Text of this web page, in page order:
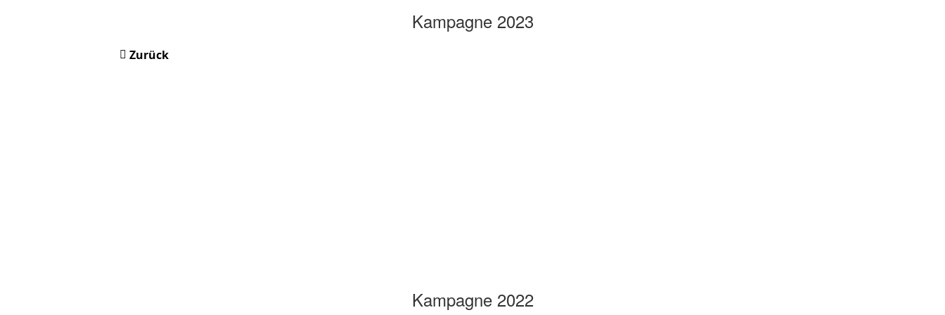
Kampagne 2023
Zurück
Kampagne 2022